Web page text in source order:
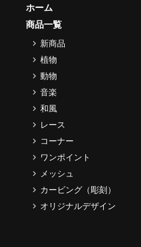
ホーム
商品一覧
新商品
植物
動物
音楽
和風
レース
コーナー
ワンポイント
メッシュ
カービング（彫刻）
オリジナルデザイン